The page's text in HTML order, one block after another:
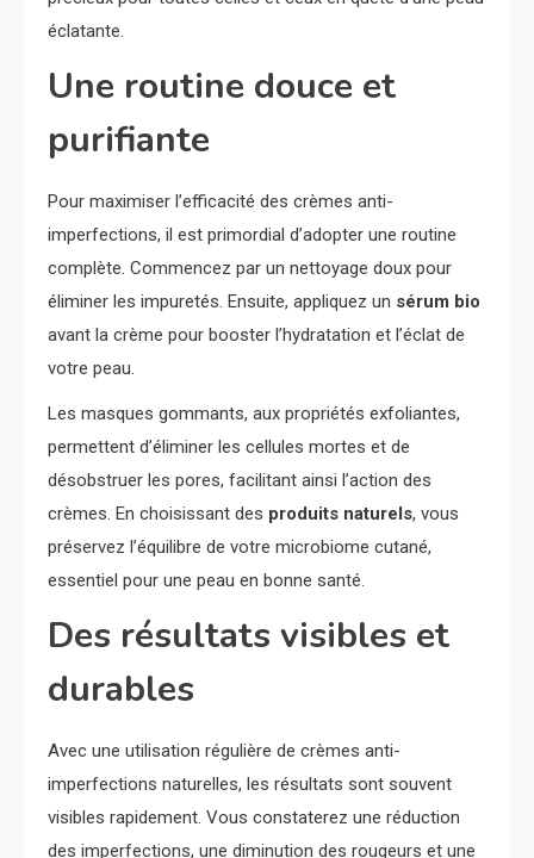
éclatante.
Une routine douce et
purifiante
Pour maximiser l’efficacité des crèmes anti-
imperfections, il est primordial d’adopter une routine
complète. Commencez par un nettoyage doux pour
éliminer les impuretés. Ensuite, appliquez un sérum bio
avant la crème pour booster l’hydratation et l’éclat de
votre peau.
Les masques gommants, aux propriétés exfoliantes,
permettent d’éliminer les cellules mortes et de
désobstruer les pores, facilitant ainsi l’action des
crèmes. En choisissant des produits naturels, vous
préservez l’équilibre de votre microbiome cutané,
essentiel pour une peau en bonne santé.
Des résultats visibles et
durables
Avec une utilisation régulière de crèmes anti-
imperfections naturelles, les résultats sont souvent
visibles rapidement. Vous constaterez une réduction
des imperfections, une diminution des rougeurs et une